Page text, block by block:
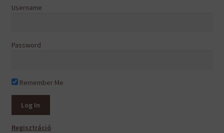
Username
Password
Remember Me
Regisztráció